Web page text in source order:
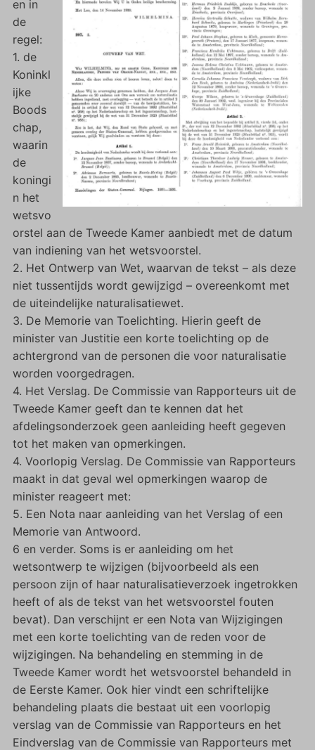
en in
de
regel:
1. de
Koninkl
ijke
Boods
chap,
waarin
de
koningi
n het
wetsvo
orstel aan de Tweede Kamer aanbiedt met de datum
van indiening van het wetsvoorstel.
2. Het Ontwerp van Wet, waarvan de tekst – als deze
niet tussentijds wordt gewijzigd – overeenkomt met
de uiteindelijke naturalisatiewet.
3. De Memorie van Toelichting. Hierin geeft de
minister van Justitie een korte toelichting op de
achtergrond van de personen die voor naturalisatie
worden voorgedragen.
4. Het Verslag. De Commissie van Rapporteurs uit de
Tweede Kamer geeft dan te kennen dat het
afdelingsonderzoek geen aanleiding heeft gegeven
tot het maken van opmerkingen.
4. Voorlopig Verslag. De Commissie van Rapporteurs
maakt in dat geval wel opmerkingen waarop de
minister reageert met:
5. Een Nota naar aanleiding van het Verslag of een
Memorie van Antwoord.
6 en verder. Soms is er aanleiding om het
wetsontwerp te wijzigen (bijvoorbeeld als een
persoon zijn of haar naturalisatieverzoek ingetrokken
heeft of als de tekst van het wetsvoorstel fouten
bevat). Dan verschijnt er een Nota van Wijzigingen
met een korte toelichting van de reden voor de
wijzigingen. Na behandeling en stemming in de
Tweede Kamer wordt het wetsvoorstel behandeld in
de Eerste Kamer. Ook hier vindt een schriftelijke
behandeling plaats die bestaat uit een voorlopig
verslag van de Commissie van Rapporteurs en het
Eindverslag van de Commissie van Rapporteurs met